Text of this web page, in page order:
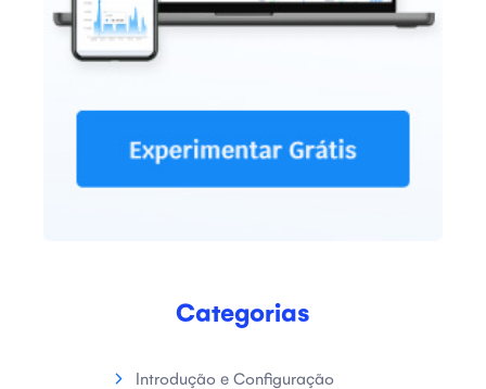
Categorias
Introdução e Configuração